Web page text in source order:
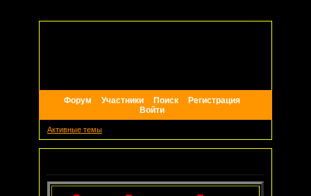
Форум Участники Поиск
Регистрация
Войти
Активные темы